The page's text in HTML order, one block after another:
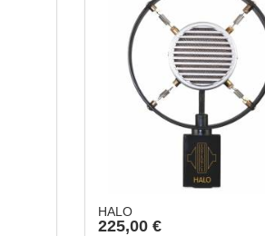
HALO
225,00 €